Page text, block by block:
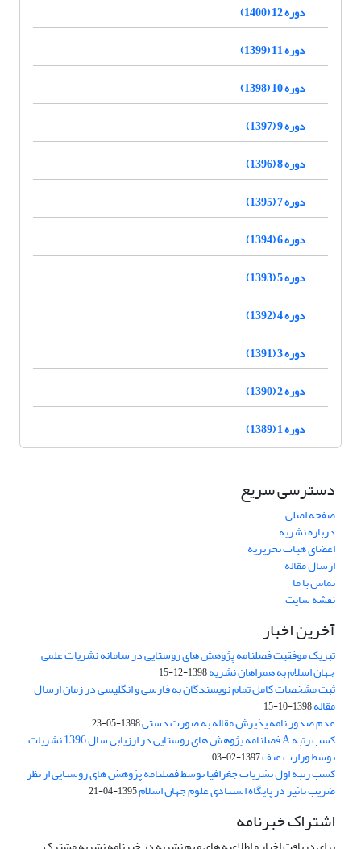
دوره 12 (1400)
دوره 11 (1399)
دوره 10 (1398)
دوره 9 (1397)
دوره 8 (1396)
دوره 7 (1395)
دوره 6 (1394)
دوره 5 (1393)
دوره 4 (1392)
دوره 3 (1391)
دوره 2 (1390)
دوره 1 (1389)
دسترسی سریع
صفحه اصلی
درباره نشریه
اعضای هیات تحریریه
ارسال مقاله
تماس با ما
نقشه سایت
آخرین اخبار
تبریک موفقیت فصلنامه پژوهش های روستایی در سامانه نشریات علمی
جهان اسلام به همراهان نشریه1398-12-15
ثبت مشخصات کامل تمام نویسندگان به فارسی و انگلیسی در زمان ارسال
مقاله1398-10-15
عدم صدور نامه پذیرش مقاله به صورت دستی1398-05-23
کسب رتبه A فصلنامه پژوهش های روستایی در ارزیابی سال 1396 نشریات
توسط وزارت عتف1397-02-03
کسب رتبه اول نشریات جغرافیا توسط فصلنامه پژوهش های روستایی از نظر
ضریب تاثیر در پایگاه استنادی علوم جهان اسلام1395-04-21
اشتراک خبرنامه